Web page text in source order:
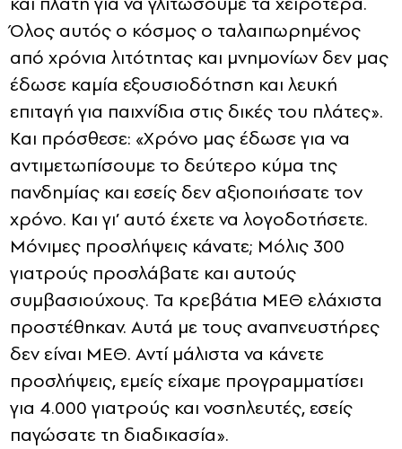
Όλος αυτός ο κόσμος ο ταλαιπωρημένος
από χρόνια λιτότητας και μνημονίων δεν μας
έδωσε καμία εξουσιοδότηση και λευκή
επιταγή για παιχνίδια στις δικές του πλάτες».
Και πρόσθεσε: «Χρόνο μας έδωσε για να
αντιμετωπίσουμε το δεύτερο κύμα της
πανδημίας και εσείς δεν αξιοποιήσατε τον
χρόνο. Και γι’ αυτό έχετε να λογοδοτήσετε.
Μόνιμες προσλήψεις κάνατε; Μόλις 300
γιατρούς προσλάβατε και αυτούς
συμβασιούχους. Τα κρεβάτια ΜΕΘ ελάχιστα
προστέθηκαν. Αυτά με τους αναπνευστήρες
δεν είναι ΜΕΘ. Αντί μάλιστα να κάνετε
προσλήψεις, εμείς είχαμε προγραμματίσει
για 4.000 γιατρούς και νοσηλευτές, εσείς
παγώσατε τη διαδικασία».